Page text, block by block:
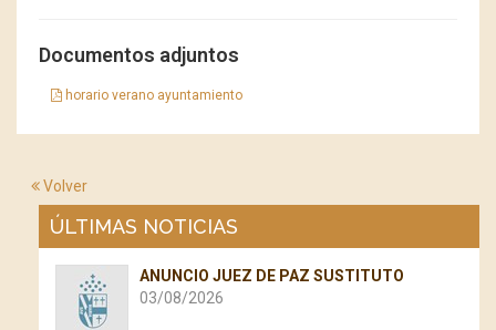
Documentos adjuntos
horario verano ayuntamiento
Volver
ÚLTIMAS NOTICIAS
ANUNCIO JUEZ DE PAZ SUSTITUTO
03/08/2026